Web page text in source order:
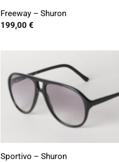
Freeway – Shuron
199,00 €
Sportivo – Shuron